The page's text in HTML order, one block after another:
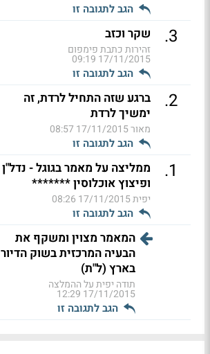
הגב לתגובה זו
3
. שקר וכזב
זהירות כתבת פימפום
17/11/2015 09:19
הגב לתגובה זו
2
.
ברגע שזה התחיל לרדת, זה
ימשיך לרדת
מאור17/11/2015 08:57
הגב לתגובה זו
1
.
ממליצה על מאמר בגוגל - נדל"ן
ופיצוץ אוכלוסין *******
יפית17/11/2015 08:26
הגב לתגובה זו
המאמר מצוין ומשקף את
הבעיה המרכזית בשוק הדיור
בארץ (ל"ת)
תודה יפית על ההמלצה
17/11/2015 12:29
הגב לתגובה זו